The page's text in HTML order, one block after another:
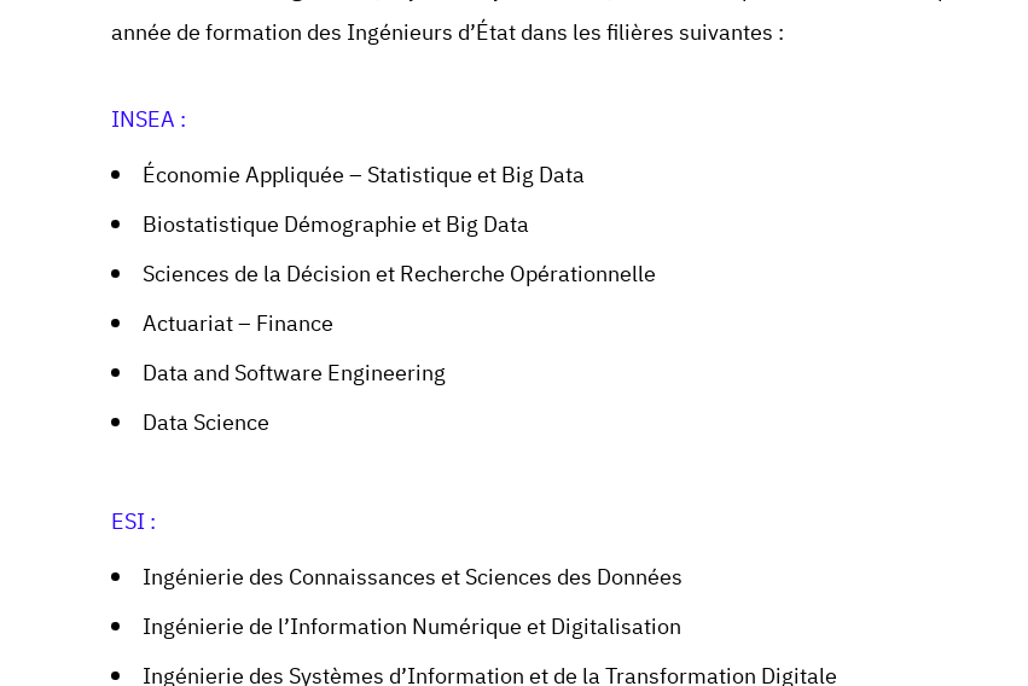
année de formation des Ingénieurs d’État dans les filières suivantes :
INSEA :
Économie Appliquée – Statistique et Big Data
Biostatistique Démographie et Big Data
Sciences de la Décision et Recherche Opérationnelle
Actuariat – Finance
Data and Software Engineering
Data Science
ESI :
Ingénierie des Connaissances et Sciences des Données
Ingénierie de l’Information Numérique et Digitalisation
Ingénierie des Systèmes d’Information et de la Transformation Digitale